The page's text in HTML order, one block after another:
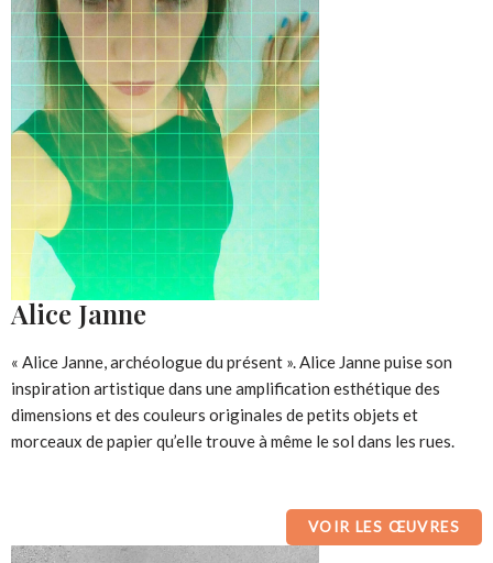
Alice Janne
« Alice Janne, archéologue du présent ». Alice Janne puise son
inspiration artistique dans une amplification esthétique des
dimensions et des couleurs originales de petits objets et
morceaux de papier qu’elle trouve à même le sol dans les rues.
VOIR LES ŒUVRES